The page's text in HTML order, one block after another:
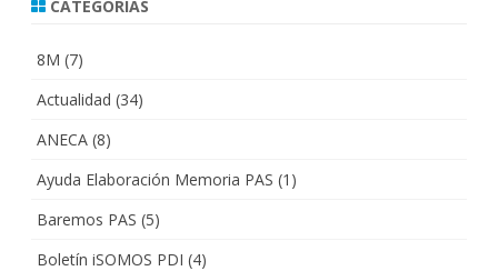
CATEGORÍAS
8M (7)
Actualidad (34)
ANECA (8)
Ayuda Elaboración Memoria PAS (1)
Baremos PAS (5)
Boletín iSOMOS PDI (4)